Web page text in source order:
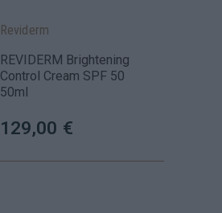
Reviderm
REVIDERM Brightening
Control Cream SPF 50
50ml